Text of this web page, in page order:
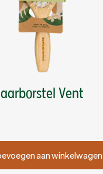
Vent
aan winkelwagen